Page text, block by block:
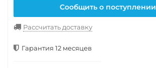
Сообщить о поступлении
Рассчитать доставку
Гарантия 12 месяцев